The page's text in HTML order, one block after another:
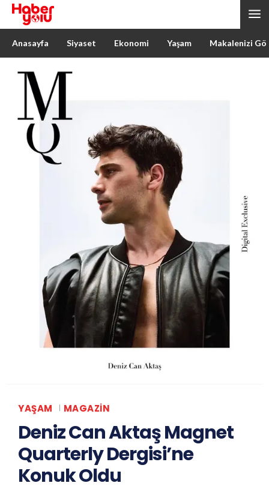
Anasayfa Siyaset Ekonomi Yaşam Makalenizi
YAŞAM MAGAZIN
Deniz Can Aktaş Magnet
Quarterly Dergisi’ne
Konuk Oldu